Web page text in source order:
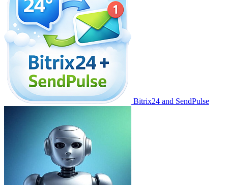
Bitrix24 and SendPulse